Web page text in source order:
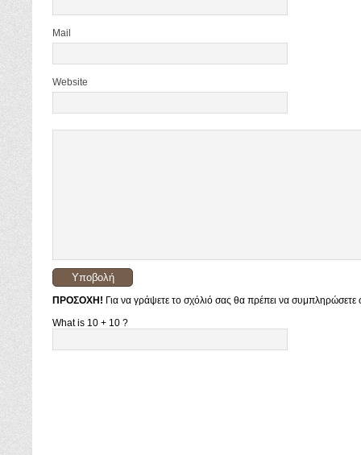
Mail
Website
ΠΡΟΣΟΧΗ! Για να γράψετε το σχόλιό σας θα πρέπει να
What is 10 + 10 ?